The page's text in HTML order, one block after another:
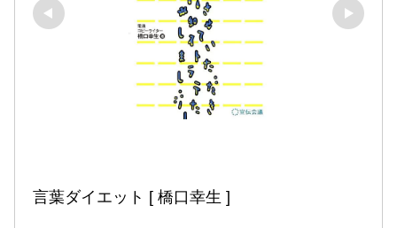
言葉ダイエット [ 橋口幸生 ]